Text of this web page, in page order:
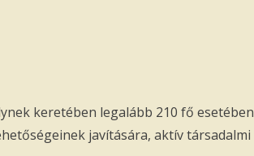
keretében legalább 210 fő esetében
javítására, aktív társadalmi